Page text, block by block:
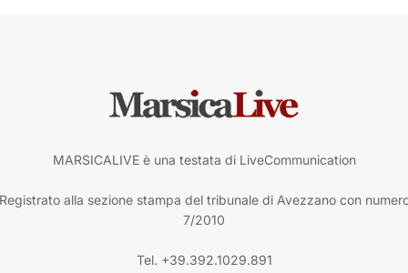
MARSICALIVE è una testata di LiveCommunication
alla sezione stampa del tribunale di Avezzano con
7/2010
Tel. +39.392.1029.891